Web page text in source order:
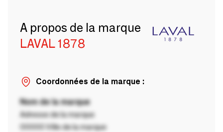
A propos de la marque
LAVAL 1878
Coordonnées de la marque :
Nom de la marque
Adresse de la marque
00000 Ville de la marque